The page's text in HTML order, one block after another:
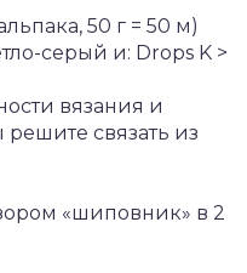
50 г = 50 м)
серый и: Drops K >
вязания и
решите связать из
«шиповник» в 2